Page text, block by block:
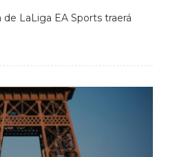
LaLiga EA Sports traerá